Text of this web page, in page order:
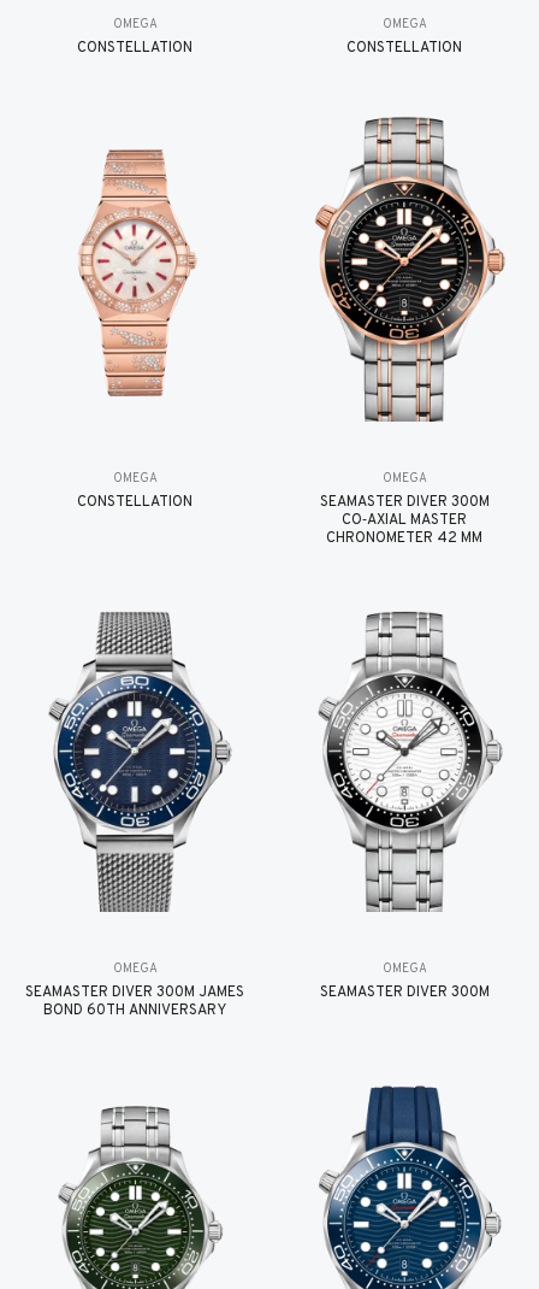
OMEGA
CONSTELLATION
OMEGA
CONSTELLATION
OMEGA
CONSTELLATION
OMEGA
SEAMASTER DIVER 300M
CO‑AXIAL MASTER
CHRONOMETER 42 MM
OMEGA
SEAMASTER DIVER 300M JAMES
BOND 60TH ANNIVERSARY
OMEGA
SEAMASTER DIVER 300M